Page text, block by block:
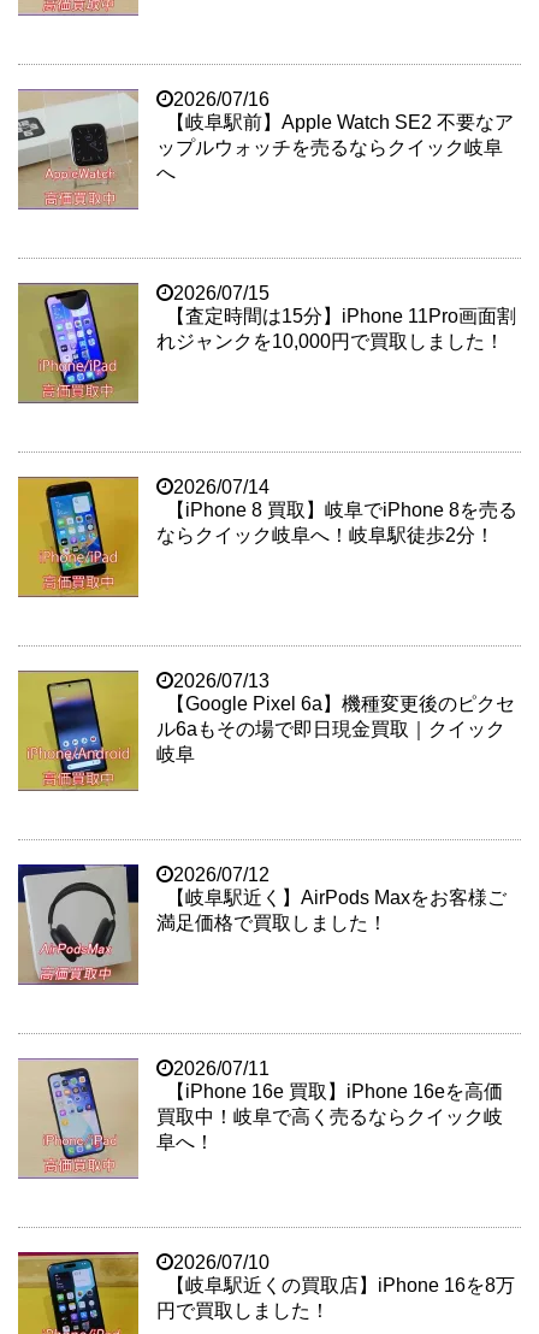
2026/07/16
【岐阜駅前】Apple Watch SE2 不要なア
ップルウォッチを売るならクイック岐阜
へ
2026/07/15
【査定時間は15分】iPhone 11Pro画面割
れジャンクを10,000円で買取しました！
2026/07/14
【iPhone 8 買取】岐阜でiPhone 8を売る
ならクイック岐阜へ！岐阜駅徒歩2分！
2026/07/13
【Google Pixel 6a】機種変更後のピクセ
ル6aもその場で即日現金買取｜クイック
岐阜
2026/07/12
【岐阜駅近く】AirPods Maxをお客様ご
満足価格で買取しました！
2026/07/11
【iPhone 16e 買取】iPhone 16eを高価
買取中！岐阜で高く売るならクイック岐
阜へ！
2026/07/10
【岐阜駅近くの買取店】iPhone 16を8万
円で買取しました！